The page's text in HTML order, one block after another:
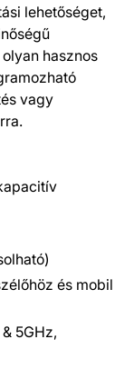
lehetőséget,
hasznos
vagy
és mobil
5GHz,